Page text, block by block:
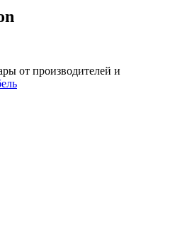
от производителей и